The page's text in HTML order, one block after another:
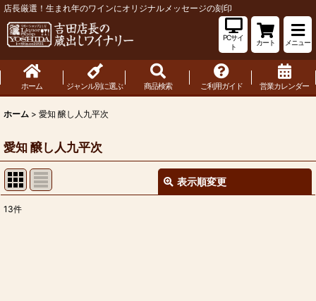
店長厳選！生まれ年のワインにオリジナルメッセージの刻印
PCサイ
ト
カート メニュー
ホーム ジャンル別に選ぶ 商品検索 ご利用ガイド 営業カレンダー
ホーム > 愛知 醸し人九平次
愛知 醸し人九平次
表示順変更
13件